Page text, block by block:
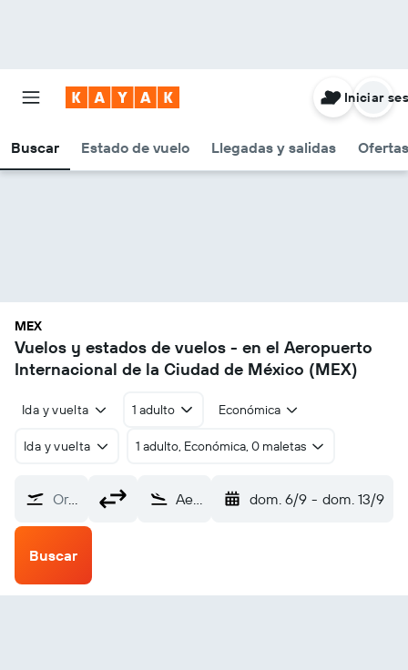
Buscar Estado de vuelo Llegadas y salidas Ofertas
Iniciar
MEX
Vuelos y estados de vuelos - en el Aeropuerto
Internacional de la Ciudad de México (MEX)
Ida y vuelta 1 adulto Económica
Ida y vuelta 1 adulto, Económica, 0 maletas
Origen Aeropuerto Internacional de la Ciudad de México (MEX) dom. 6/9 - dom. 13/9
Buscar